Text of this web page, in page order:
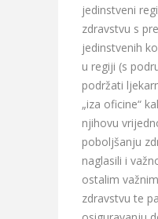
jedinstveni
zdravstvu s
jedinstvenih
u regiji (s
podržati
„iza oficine“
njihovu
poboljšanju
naglasili i
ostalim
zdravstvu te